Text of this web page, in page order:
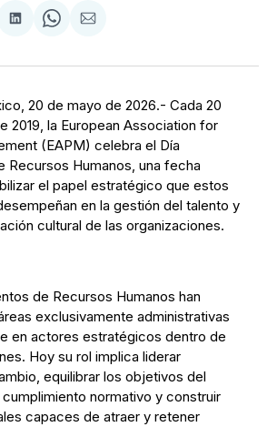
Compartir
LinkedIn
Share
WhatsApp
Compartir
Email
20 de mayo de 2026.-​ Cada 20
2019, la European Association for
(EAPM) celebra el Día
Recursos Humanos, una fecha
el papel estratégico que estos
en la gestión del talento y
cultural de las organizaciones.
de Recursos Humanos han
exclusivamente administrativas
en actores estratégicos dentro de
Hoy su rol implica liderar
equilibrar los objetivos del
normativo y construir
capaces de atraer y retener